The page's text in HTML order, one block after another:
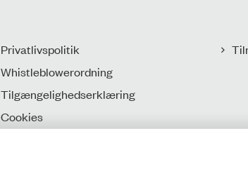
Privatlivspolitik
Whistleblowerordning
Tilgængelighedserklæring
Cookies